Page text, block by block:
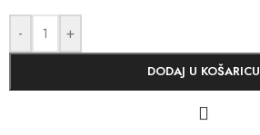
- +
DODAJ U KOŠARICU